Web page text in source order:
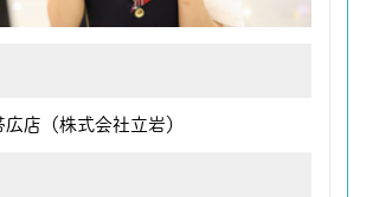
店（株式会社立岩）